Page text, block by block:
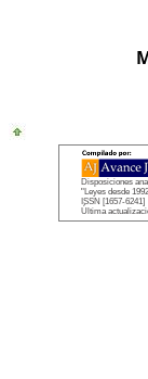
Disposiciones
"Leyes desde
ISSN [1657-6241]
Última